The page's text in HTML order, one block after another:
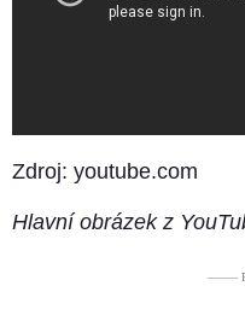
Zdroj: youtube.com
Hlavní obrázek z
–––––